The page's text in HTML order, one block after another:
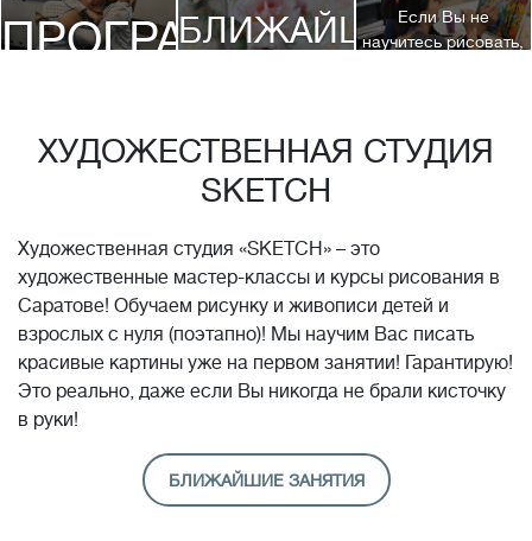
ПРОГРАММЫ
БЛИЖАЙШИЕЕсли Вы не
научитесь рисовать,
стоимость обучения!*
ХУДОЖЕСТВЕННАЯ СТУДИЯ
SKETCH
Художественная студия «SKETCH» – это
художественные мастер-классы и курсы рисования в
Саратове! Обучаем рисунку и живописи детей и
взрослых с нуля (поэтапно)! Мы научим Вас писать
красивые картины уже на первом занятии! Гарантирую!
Это реально, даже если Вы никогда не брали кисточку
в руки!
БЛИЖАЙШИЕ ЗАНЯТИЯ